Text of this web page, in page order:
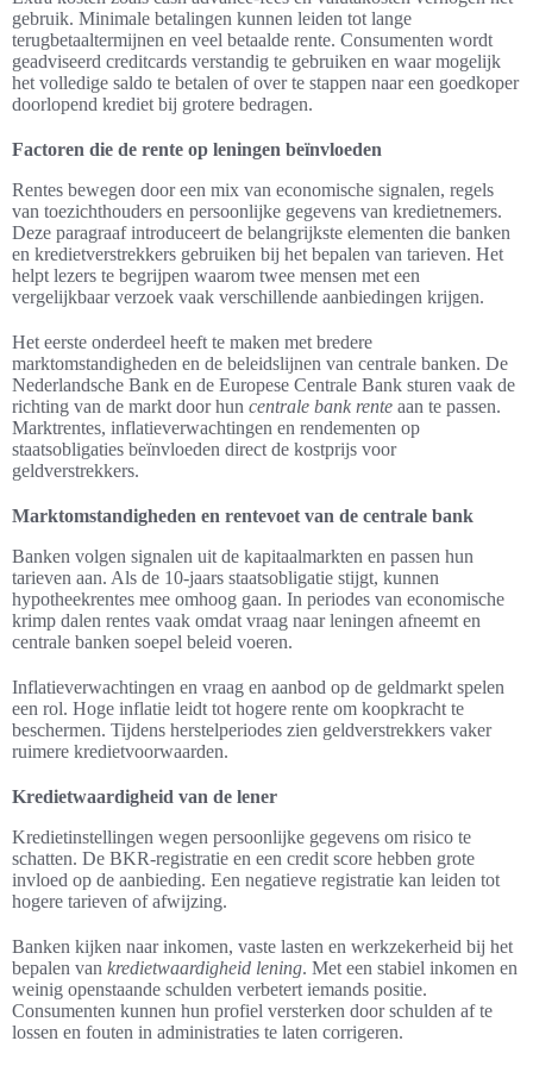
gebruik. Minimale betalingen kunnen leiden tot lange
terugbetaaltermijnen en veel betaalde rente. Consumenten wordt
geadviseerd creditcards verstandig te gebruiken en waar mogelijk
het volledige saldo te betalen of over te stappen naar een goedkoper
doorlopend krediet bij grotere bedragen.
Factoren die de rente op leningen beïnvloeden
Rentes bewegen door een mix van economische signalen, regels
van toezichthouders en persoonlijke gegevens van kredietnemers.
Deze paragraaf introduceert de belangrijkste elementen die banken
en kredietverstrekkers gebruiken bij het bepalen van tarieven. Het
helpt lezers te begrijpen waarom twee mensen met een
vergelijkbaar verzoek vaak verschillende aanbiedingen krijgen.
Het eerste onderdeel heeft te maken met bredere
marktomstandigheden en de beleidslijnen van centrale banken. De
Nederlandsche Bank en de Europese Centrale Bank sturen vaak de
richting van de markt door hun centrale bank rente aan te passen.
Marktrentes, inflatieverwachtingen en rendementen op
staatsobligaties beïnvloeden direct de kostprijs voor
geldverstrekkers.
Marktomstandigheden en rentevoet van de centrale bank
Banken volgen signalen uit de kapitaalmarkten en passen hun
tarieven aan. Als de 10‑jaars staatsobligatie stijgt, kunnen
hypotheekrentes mee omhoog gaan. In periodes van economische
krimp dalen rentes vaak omdat vraag naar leningen afneemt en
centrale banken soepel beleid voeren.
Inflatieverwachtingen en vraag en aanbod op de geldmarkt spelen
een rol. Hoge inflatie leidt tot hogere rente om koopkracht te
beschermen. Tijdens herstelperiodes zien geldverstrekkers vaker
ruimere kredietvoorwaarden.
Kredietwaardigheid van de lener
Kredietinstellingen wegen persoonlijke gegevens om risico te
schatten. De BKR-registratie en een credit score hebben grote
invloed op de aanbieding. Een negatieve registratie kan leiden tot
hogere tarieven of afwijzing.
Banken kijken naar inkomen, vaste lasten en werkzekerheid bij het
bepalen van kredietwaardigheid lening. Met een stabiel inkomen en
weinig openstaande schulden verbetert iemands positie.
Consumenten kunnen hun profiel versterken door schulden af te
lossen en fouten in administraties te laten corrigeren.